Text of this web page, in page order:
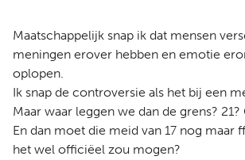
Maatschappelijk snap ik dat mensen
meningen erover hebben en emotie
oplopen.
Ik snap de controversie als het bij een
Maar waar leggen we dan de grens?
En dan moet die meid van 17 nog maar
het wel officiëel zou mogen?